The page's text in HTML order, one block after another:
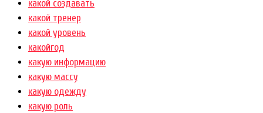
какой создавать
какой тренер
какой уровень
какойгод
какую информацию
какую массу
какую одежду
какую роль